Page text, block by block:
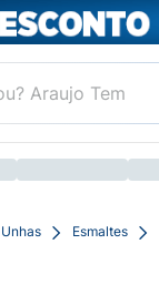
Unhas Esmaltes